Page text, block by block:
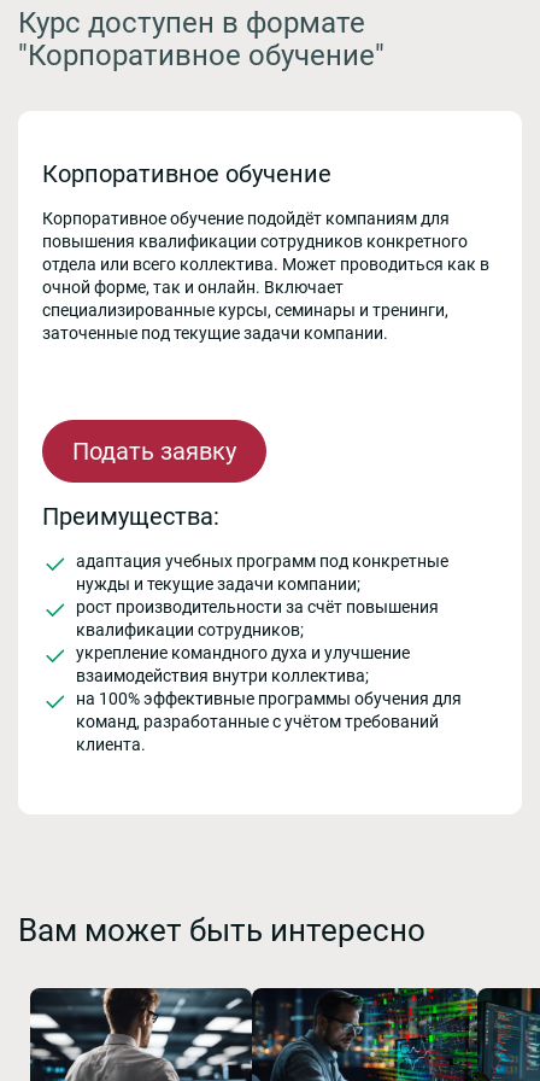
Курс доступен в формате
"Корпоративное обучение"
Корпоративное обучение
Корпоративное обучение подойдёт компаниям для
повышения квалификации сотрудников конкретного
отдела или всего коллектива. Может проводиться как в
очной форме, так и онлайн. Включает
специализированные курсы, семинары и тренинги,
заточенные под текущие задачи компании.
Подать заявку
Преимущества:
адаптация учебных программ под конкретные
нужды и текущие задачи компании;
рост производительности за счёт повышения
квалификации сотрудников;
укрепление командного духа и улучшение
взаимодействия внутри коллектива;
на 100% эффективные программы обучения для
команд, разработанные с учётом требований
клиента.
Вам может быть интересно